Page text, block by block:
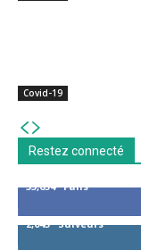
Covid-19
Restez connecté
53,654
Fans
2,043 Suiveurs